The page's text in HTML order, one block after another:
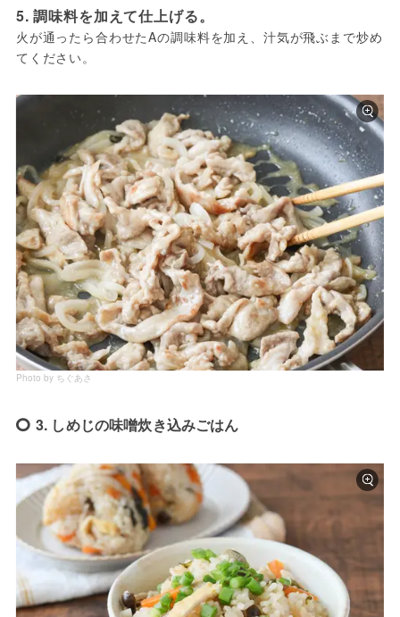
5. 調味料を加えて仕上げる。
火が通ったら合わせたAの調味料を加え、汁気が飛ぶまで炒め
てください。
Photo by ちぐあさ
3. しめじの味噌炊き込みごはん